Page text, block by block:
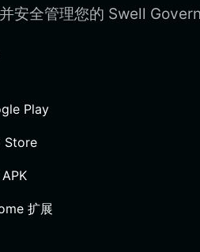
安全管理您的 Swell
Play
Store
扩展